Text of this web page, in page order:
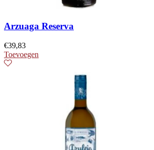
Arzuaga Reserva
€39,83
Toevoegen